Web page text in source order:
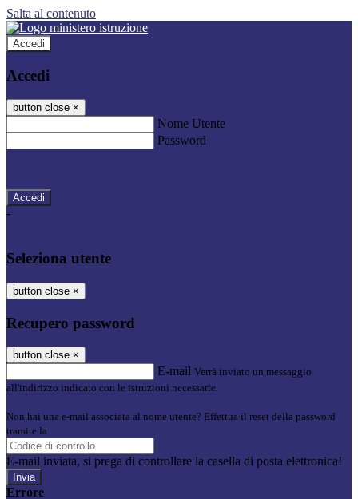
Salta al contenuto
Accedi
Accedi
button close ×
Nome Utente
Password
-
Seleziona utente
button close ×
Recupero password
button close ×
E-mail Verrà inviato un messaggio
all'indirizzo indicato con le istruzioni necessarie.
Non hai una e-mail associata al nome utente? Effettua il reset della password
tramite la
E-mail inviata, si prega di controllare la casella di posta elettronica!
Errore